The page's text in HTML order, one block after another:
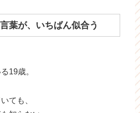
葉が、いちばん似合う
19歳。
ても、